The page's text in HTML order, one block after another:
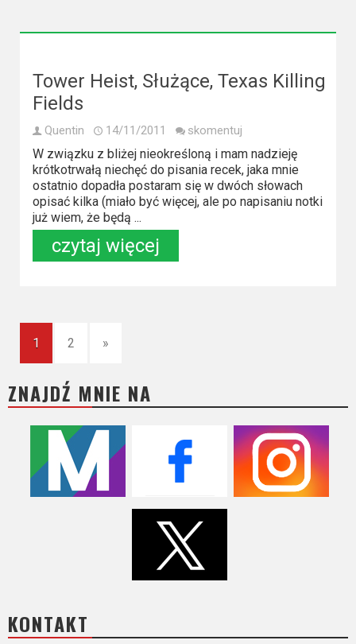
Tower Heist, Służące, Texas Killing
Fields
Quentin 14/11/2011 skomentuj
W związku z bliżej nieokreśloną i mam nadzieję
krótkotrwałą niechęć do pisania recek, jaka mnie
ostatnio dopadła postaram się w dwóch słowach
opisać kilka (miało być więcej, ale po napisaniu notki
już wiem, że będą ...
czytaj więcej
1 2 »
ZNAJDŹ MNIE NA
KONTAKT